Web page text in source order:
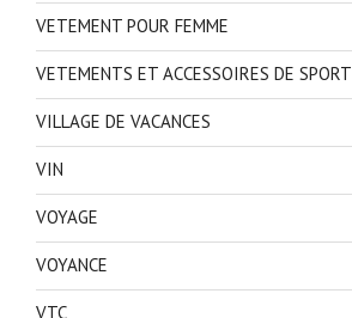
VETEMENT POUR FEMME
VETEMENTS ET ACCESSOIRES DE SPORT
VILLAGE DE VACANCES
VIN
VOYAGE
VOYANCE
VTC